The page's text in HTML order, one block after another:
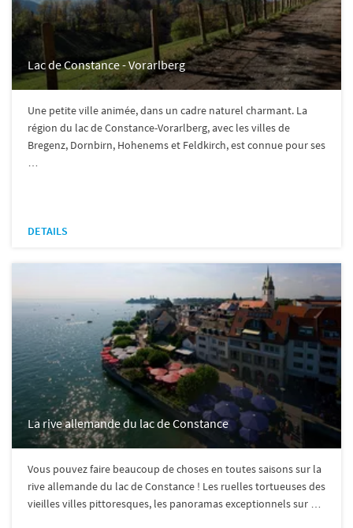
Lac de Constance - Vorarlberg
Une petite ville animée, dans un cadre naturel charmant. La
région du lac de Constance-Vorarlberg, avec les villes de
Bregenz, Dornbirn, Hohenems et Feldkirch, est connue pour ses
…
DETAILS
La rive allemande du lac de Constance
Vous pouvez faire beaucoup de choses en toutes saisons sur la
rive allemande du lac de Constance ! Les ruelles tortueuses des
vieilles villes pittoresques, les panoramas exceptionnels sur …